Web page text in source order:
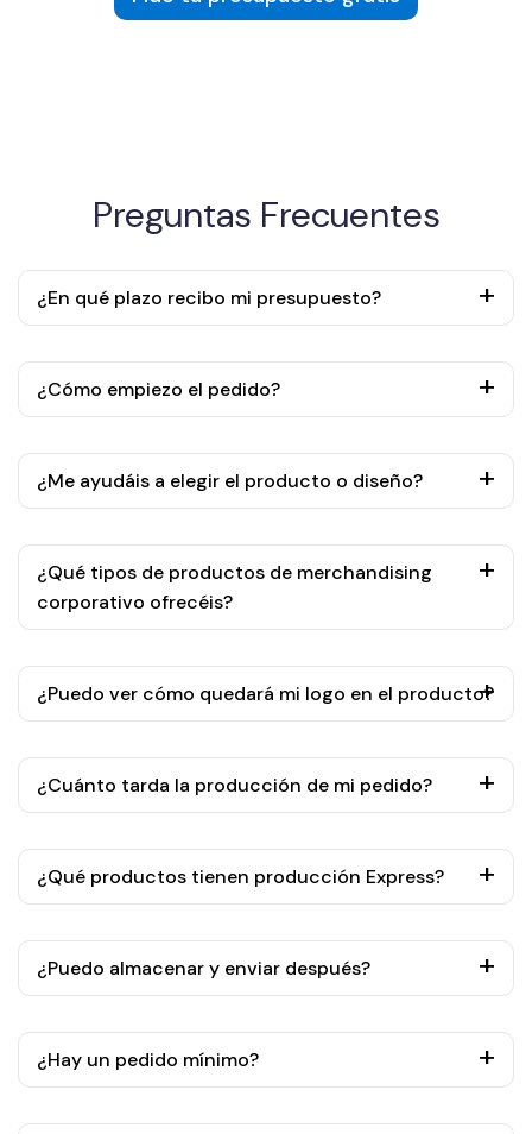
Preguntas Frecuentes
¿En qué plazo recibo mi presupuesto?
¿Cómo empiezo el pedido?
¿Me ayudáis a elegir el producto o diseño?
¿Qué tipos de productos de merchandising
corporativo ofrecéis?
¿Puedo ver cómo quedará mi logo en el producto?
¿Cuánto tarda la producción de mi pedido?
¿Qué productos tienen producción Express?
¿Puedo almacenar y enviar después?
¿Hay un pedido mínimo?